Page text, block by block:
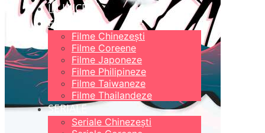
ÎN LUCRU
FILME
Filme Chinezești
Filme Coreene
Filme Japoneze
Filme Philipineze
Filme Taiwaneze
Filme Thailandeze
SERIALE
Seriale Chinezești